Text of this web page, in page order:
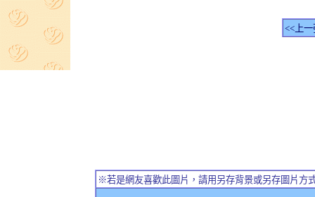
<<上一
※若是網友喜歡此圖片，請用另存背景或另存圖片方